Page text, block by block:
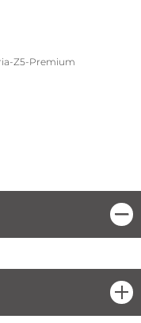
Z5-Premium